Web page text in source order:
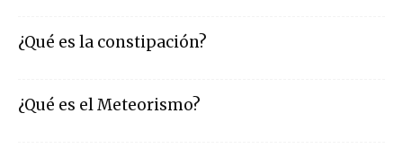
¿Qué es la constipación?
¿Qué es el Meteorismo?